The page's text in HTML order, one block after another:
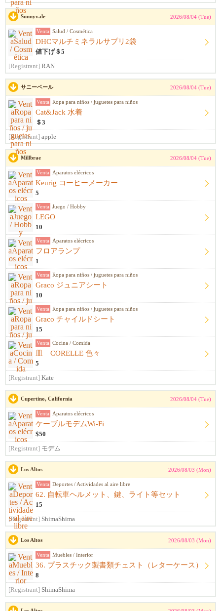
Sunnyvale 2026/08/04 (Tue)
Venta Salud / Cosmética
DHCマルチミネラルサプリ2袋
値下げ＄5
[Registrant] RAN
サニーベール 2026/08/04 (Tue)
Venta Ropa para niños / juguetes para niños
Cat&Jack 水着
＄3
[Registrant] apple
Millbrae 2026/08/04 (Tue)
Venta Aparatos elécricos
Keurig コーヒーメーカー
5
Venta Juego / Hobby
LEGO
10
Venta Aparatos elécricos
フロアランプ
1
Venta Ropa para niños / juguetes para niños
Graco ジュニアシート
10
Venta Ropa para niños / juguetes para niños
Graco チャイルドシート
15
Venta Cocina / Comida
皿 CORELLE 色々
5
[Registrant] Kate
Cupertino, California 2026/08/04 (Tue)
Venta Aparatos elécricos
ケーブルモデムWi-Fi
$50
[Registrant] モデム
Los Altos 2026/08/03 (Mon)
Venta Deportes / Actividades al aire libre
62. 自転車ヘルメット、鍵、ライト等セット
15
[Registrant] ShimaShima
Los Altos 2026/08/03 (Mon)
Venta Muebles / Interior
36. プラスチック製書類チェスト（レターケース）
8
[Registrant] ShimaShima